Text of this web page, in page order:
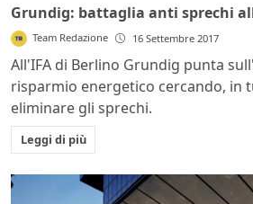
Grundig: battaglia anti sprechi
Team Redazione 16 Settembre 2017
All'IFA di Berlino Grundig punta
risparmio energetico cercando, in
eliminare gli sprechi.
Leggi di più